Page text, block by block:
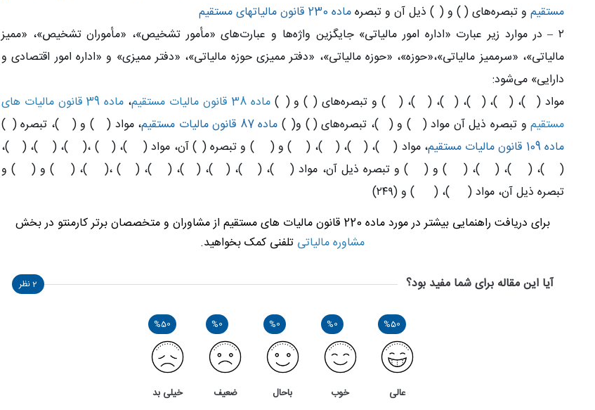
مستقیم و تبصره‌های ( و ( ذیل آن و تبصرهماده 230 قانون مالیاتهای مستقیم
۲– در موارد زیر عبارت «‌اداره امور مالیاتی» جایگزین واژه‌ها و عبارت‌های «‌مأمور تشخیص»، «‌مأموران تشخیص»، «‌ممیز
مالیاتی»، «‌سرممیز مالیاتی»،«‌حوزه»، «‌حوزه مالیاتی»، «‌دفتر ممیزی حوزه مالیاتی»، «‌دفتر ممیزی» و «‌اداره امور اقتصادی و
دارایی» می‌شود:
‌مواد (۲۶) ، (۲۷) ، ( ۲۹) ، ( ۳۱) ، ( ۳۴) ، ( ۳۵) و تبصره‌های (۲) و ( ۳) ماده 38 قانون مالیات مستقیم ،
ماده 39 قانون مالیات های
مستقیم و تبصره ذیل آن مواد ( ۷۲) و ( ۸۰) ، تبصره‌های (۱) و( ۲) ماده 87 قانون مالیات مستقیم ، مواد (۸۸) و ( ۱۰۲) ، تبصره ( ۵)
ماده 109 قانون مالیات مستقیم
، مواد (۱۱۳) ، ( ۱۱۴) ، ( ۱۱۷) ، (۱۲۶) و ( ۱۵۴) و تبصره ( ۲) آن، مواد ( ، ( ۱۶۱) ،(۱۶۲) ، (۱۶۴) ، ( ۱۷۰) ،
(۱۷۹) ، (۱۸۳) ، ( ۱۸۴) ، ( ۱۸۵) و ( ۱۸۶) و تبصره ذیل آن، مواد (۱۸۸) ، (۲۰۸) ، (۲۱۰) ، (۲۱۱) ، (۲۱۳) ، (۲۱۴) ،(۲۲۷) ، ( و ( ۲۳۰) و
تبصره ذیل آن، مواد (
، ( و(۲۴۹)
برای دریافت راهنمایی بیشتر در مورد ماده 220 قانون مالیات های مستقیم از مشاوران و متخصصان برتر کارمنتو در بخش
مشاوره مالیاتی تلفنی کمک بخواهید.
آیا این مقاله برای شما مفید بود؟ 2 نظر
%50
عالی
%0
خوب
%0
باحال
%0
ضعیف
%50
خیلی بد